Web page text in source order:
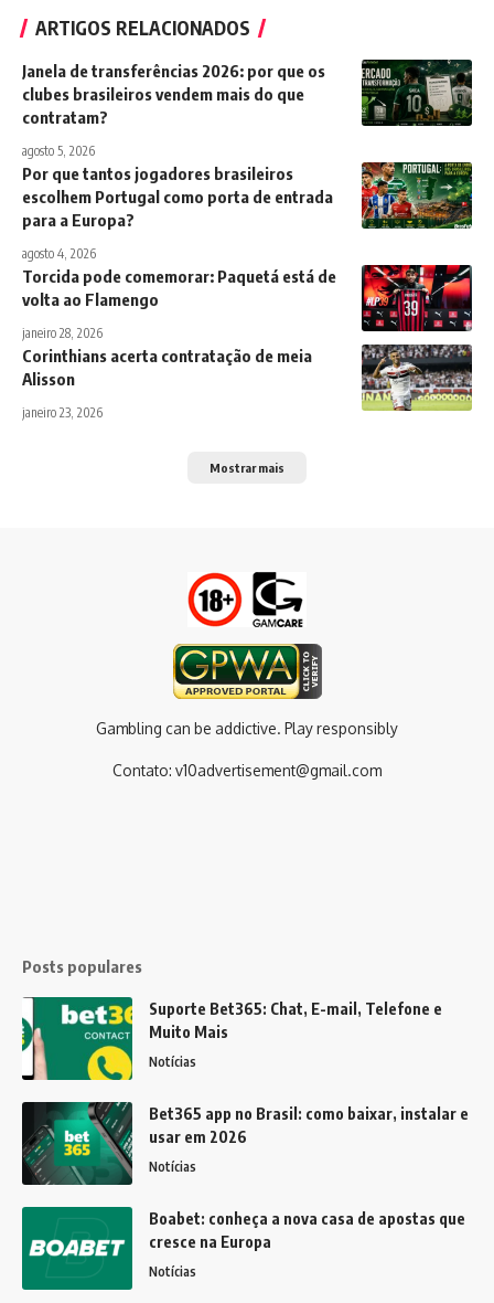
ARTIGOS RELACIONADOS
Janela de transferências 2026: por que os
clubes brasileiros vendem mais do que
contratam?
agosto 5, 2026
Por que tantos jogadores brasileiros
escolhem Portugal como porta de entrada
para a Europa?
agosto 4, 2026
Torcida pode comemorar: Paquetá está de
volta ao Flamengo
janeiro 28, 2026
Corinthians acerta contratação de meia
Alisson
janeiro 23, 2026
Mostrar mais
Gambling can be addictive. Play responsibly
Contato: v10advertisement@gmail.com
Posts populares
Suporte Bet365: Chat, E-mail, Telefone e
Muito Mais
Notícias
Bet365 app no Brasil: como baixar, instalar e
usar em 2026
Notícias
Boabet: conheça a nova casa de apostas que
cresce na Europa
Notícias